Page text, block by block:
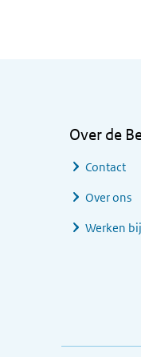
Over de
Contact
Over ons
Werken